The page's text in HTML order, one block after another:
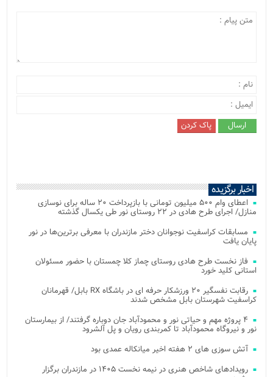
اخبار برگزیده
اعطای وام ۵۰۰ میلیون تومانی با بازپرداخت ۲۰ ساله برای نوسازی
منازل/ اجرای طرح هادی در ۲۲ روستای نور طی یکسال گذشته
مسابقات کراسفیت نوجوانان دختر مازندران با معرفی برترین‌ها در نور
پایان یافت
فاز نخست طرح هادی روستای چماز کلا چمستان با حضور مسئولان
استانی کلید خورد
رقابت نفسگیر ۲۰ ورزشکار حرفه ای در باشگاه RX بابل/ قهرمانان
کراسفیت شهرستان بابل مشخص شدند
۴ پروژه مهم و حیاتی نور و محمودآباد جان دوباره گرفتند/ از بیمارستان
نور و نیروگاه محمودآباد تا کمربندی رویان و پل آلشرود
آتش‌ سوزی‌ های ۲ هفته اخیر میانکاله عمدی بود
رویدادهای شاخص هنری در نیمه نخست ۱۴۰۵ در مازندران برگزار